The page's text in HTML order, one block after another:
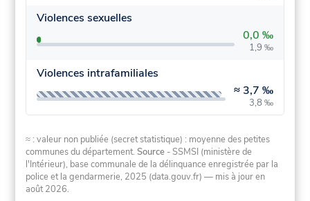
Violences sexuelles
0,0 ‰
1,9 ‰
Violences intrafamiliales
≈ 3,7 ‰
3,8 ‰
≈ : valeur non publiée (secret statistique) : moyenne des petites
communes du département.Source - SSMSI (ministère de
l'Intérieur), base communale de la délinquance enregistrée par la
police et la gendarmerie, 2025 (data.gouv.fr) — mis à jour en
août 2026.